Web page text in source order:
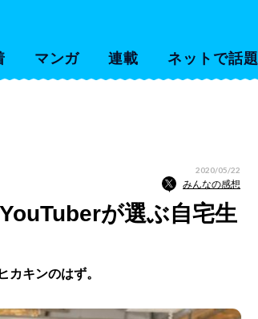
マンガ 連載 ネットで話題
2020/05/22
みんなの感想
が選ぶ自宅生
カキンのはず。